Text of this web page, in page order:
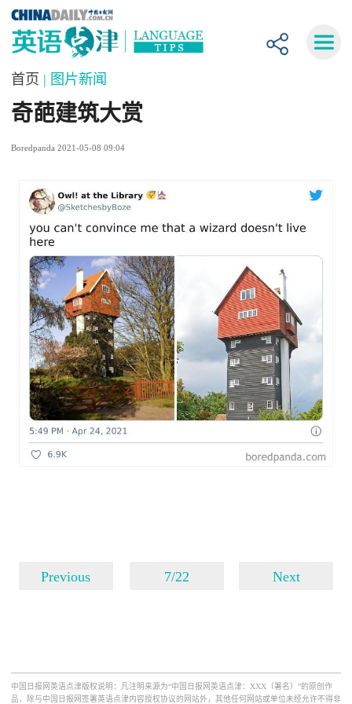
首页 | 图片新闻
奇葩建筑大赏
Boredpanda 2021-05-08 09:04
Previous 7/22 Next
中国日报网英语点津版权说明：凡注明来源为“中国日报网英语点津：XXX（署名）”的原创作
品，除与中国日报网签署英语点津内容授权协议的网站外，其他任何网站或单位未经允许不得非